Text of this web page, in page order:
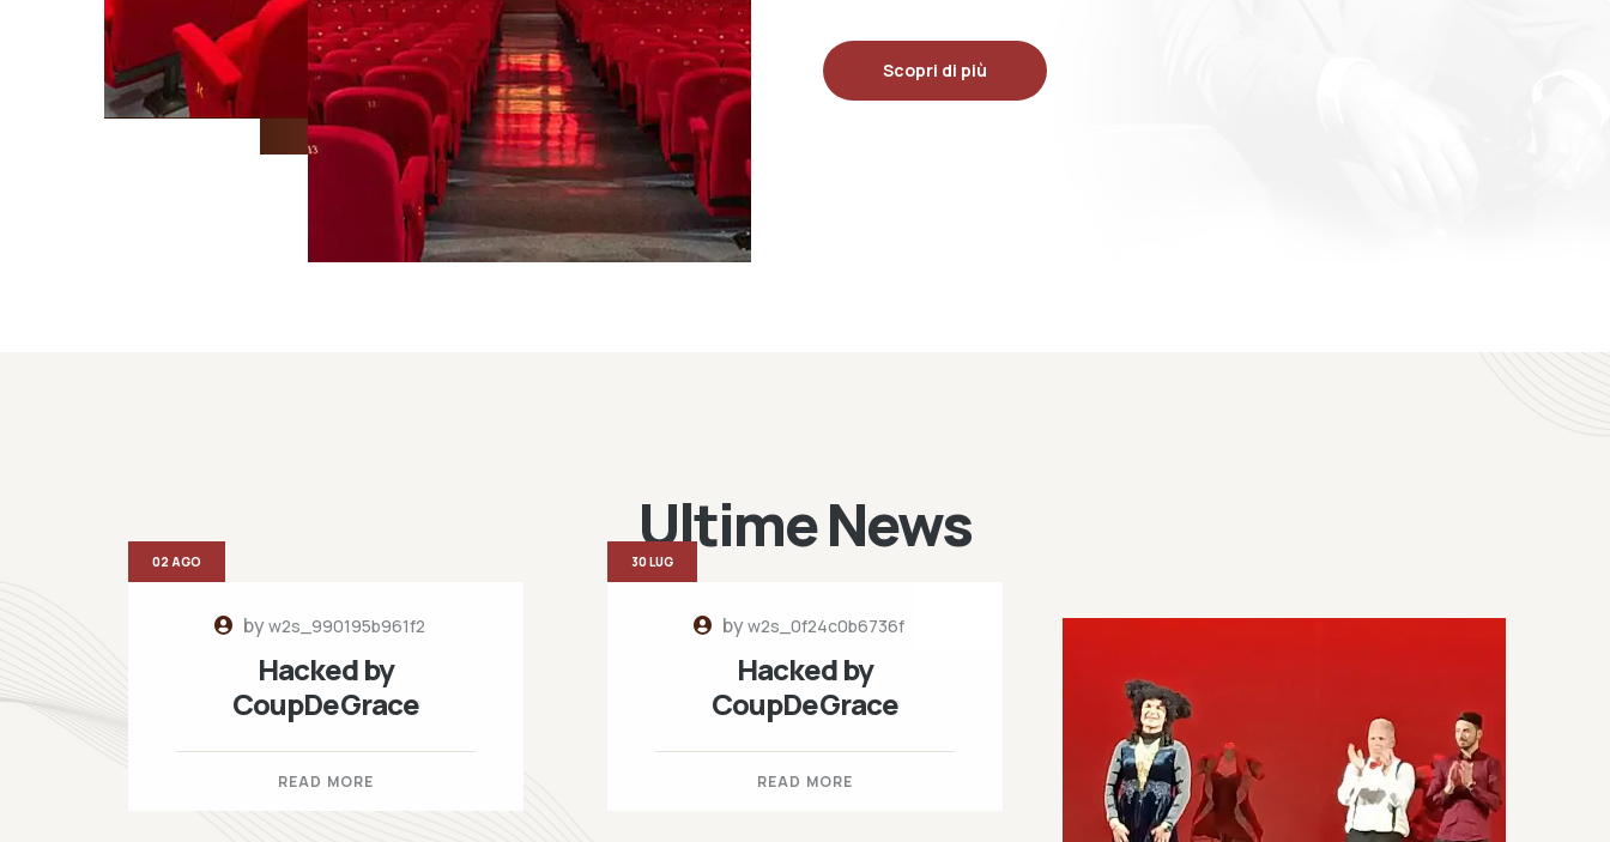
Scopri di più
Ultime News
byw2s_990195b961f2
Hacked by
CoupDeGrace
READ MORE
02 AGO
byw2s_0f24c0b6736f
Hacked by
CoupDeGrace
READ MORE
30 LUG